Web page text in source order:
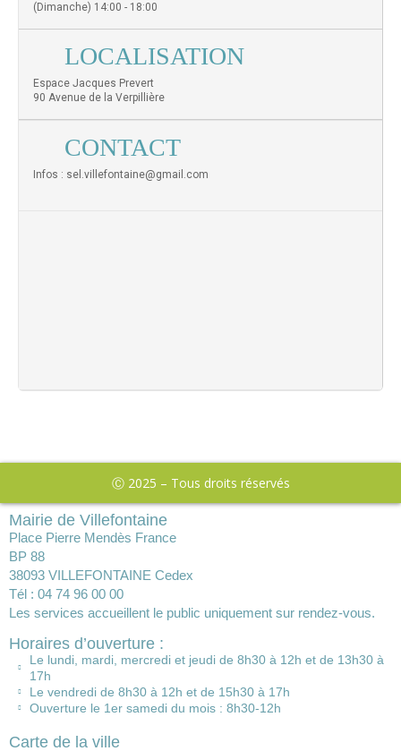
(Dimanche) 14:00 - 18:00
LOCALISATION
Espace Jacques Prevert
90 Avenue de la Verpillière
CONTACT
Infos : sel.villefontaine@gmail.com
Ⓒ 2025 – Tous droits réservés
Mairie de Villefontaine
Place Pierre Mendès France
BP 88
38093 VILLEFONTAINE Cedex
Tél : 04 74 96 00 00
Les services accueillent le public uniquement sur rendez-vous.
Horaires d’ouverture :
Le lundi, mardi, mercredi et jeudi de 8h30 à 12h et de 13h30 à
17h
Le vendredi de 8h30 à 12h et de 15h30 à 17h
Ouverture le 1er samedi du mois : 8h30-12h
Carte de la ville